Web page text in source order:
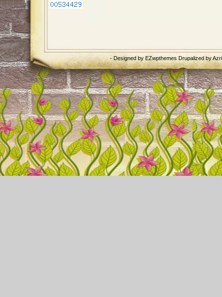
- Designed byEZwpthemesDrupalized by